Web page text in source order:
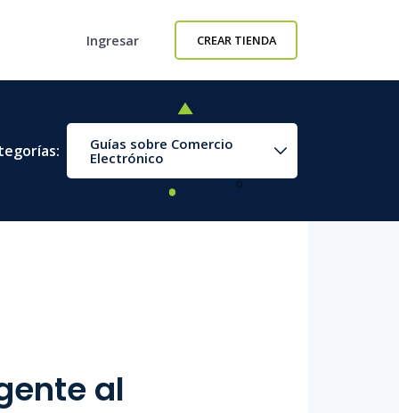
Ingresar CREAR TIENDA
Guías sobre Comercio
Electrónico
al